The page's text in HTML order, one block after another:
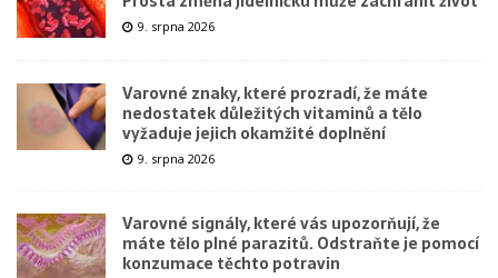
9. srpna 2026
Varovné znaky, které prozradí, že máte
nedostatek důležitých vitaminů a tělo
vyžaduje jejich okamžité doplnění
9. srpna 2026
Varovné signály, které vás upozorňují, že
máte tělo plné parazitů. Odstraňte je pomocí
konzumace těchto potravin